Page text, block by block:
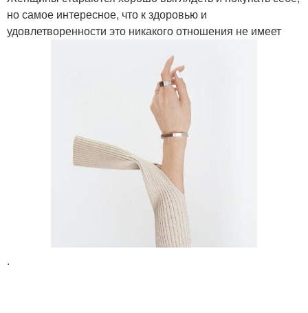
но самое интересное, что к здоровью и
удовлетворенности это никакого отношения не имеет
.